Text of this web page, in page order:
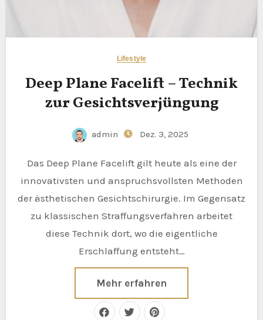
Lifestyle
Deep Plane Facelift – Technik
zur Gesichtsverjüngung
admin Dez. 3, 2025
Das Deep Plane Facelift gilt heute als eine der
innovativsten und anspruchsvollsten Methoden
der ästhetischen Gesichtschirurgie. Im Gegensatz
zu klassischen Straffungsverfahren arbeitet
diese Technik dort, wo die eigentliche
Erschlaffung entsteht…
Mehr erfahren